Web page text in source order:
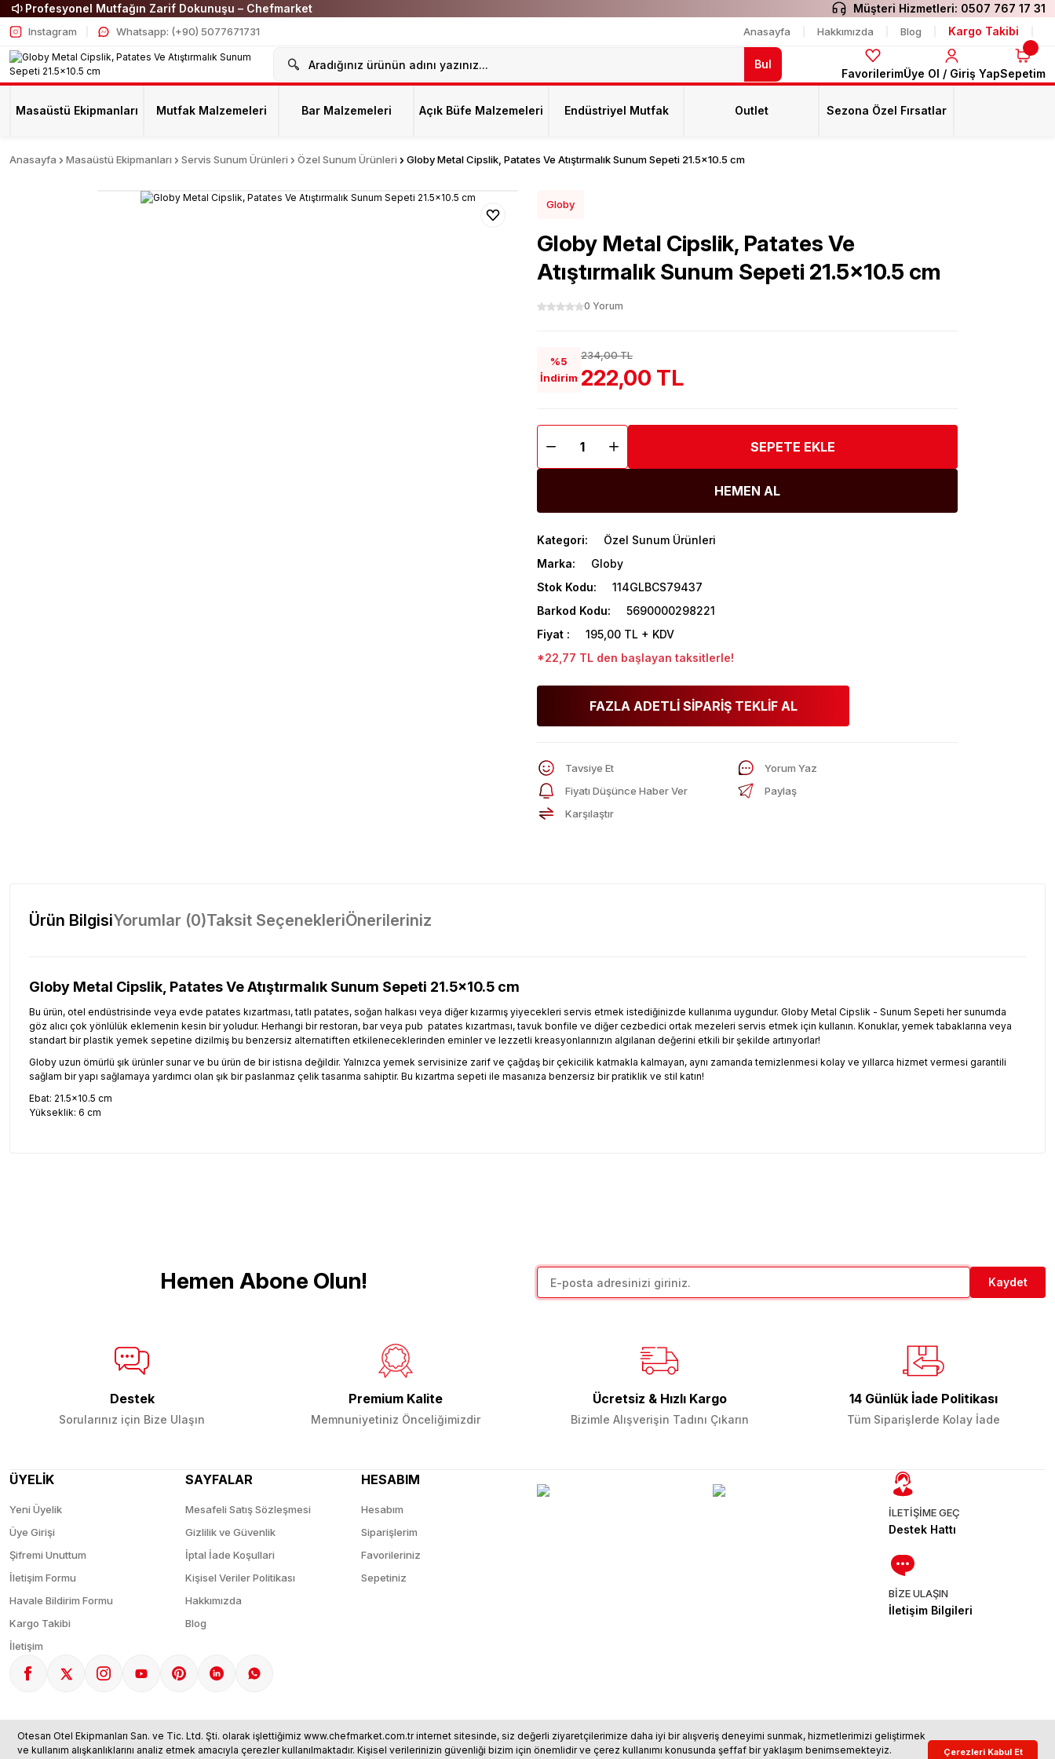
Otesan Otel Ekipmanları San. ve Tic. Ltd. Şti. olarak işlettiğimiz www.chefmarket.com.tr internet sitesinde, siz değerli ziyaretçilerimize daha iyi bir alışveriş deneyimi sunmak, hizmetlerimizi geliştirmek
ve kullanım alışkanlıklarını analiz etmek amacıyla çerezler kullanılmaktadır. Kişisel verilerinizin güvenliği bizim için önemlidir ve çerez kullanımı konusunda şeffaf bir yaklaşım benimsemekteyiz.
Çerezleri Kabul Et
Profesyonel Mutfağın Zarif Dokunuşu – Chefmarket Müşteri Hizmetleri: 0507 767 17 31
Instagram Whatsapp: (+90) 5077671731 Anasayfa Hakkımızda Blog Kargo Takibi
Bul
FavorilerimÜye Ol / Giriş YapSepetim
Masaüstü Ekipmanları Mutfak Malzemeleri Bar Malzemeleri Açık Büfe Malzemeleri Endüstriyel Mutfak Outlet Sezona Özel Fırsatlar
Anasayfa Masaüstü Ekipmanları Servis Sunum Ürünleri Özel Sunum Ürünleri Globy Metal Cipslik, Patates Ve Atıştırmalık Sunum Sepeti 21.5x10.5 cm
Globy
Globy Metal Cipslik, Patates Ve
Atıştırmalık Sunum Sepeti 21.5x10.5 cm
0 Yorum
%5
İndirim
234,00 TL
222,00 TL
SEPETE EKLE
HEMEN AL
Kategori
Özel Sunum Ürünleri
Marka
Globy
Stok Kodu
114GLBCS79437
Barkod Kodu
5690000298221
Fiyat
195,00 TL + KDV
*22,77 TL den başlayan taksitlerle!
FAZLA ADETLİ SİPARİŞ TEKLİF AL
Tavsiye Et
Yorum Yaz
Fiyatı Düşünce Haber Ver
Paylaş
Karşılaştır
Ürün BilgisiYorumlar (0)Taksit SeçenekleriÖnerileriniz
Globy Metal Cipslik, Patates Ve Atıştırmalık Sunum Sepeti 21.5x10.5 cm
Bu ürün, otel endüstrisinde veya evde patates kızartması, tatlı patates, soğan halkası veya diğer kızarmış yiyecekleri servis etmek istediğinizde kullanıma uygundur. Globy Metal Cipslik - Sunum Sepeti her sunumda
göz alıcı çok yönlülük eklemenin kesin bir yoludur. Herhangi bir restoran, bar veya pub patates kızartması, tavuk bonfile ve diğer cezbedici ortak mezeleri servis etmek için kullanın. Konuklar, yemek tabaklarına veya
standart bir plastik yemek sepetine dizilmiş bu benzersiz alternatiften etkileneceklerinden eminler ve lezzetli kreasyonlarınızın algılanan değerini etkili bir şekilde artırıyorlar!
Globy uzun ömürlü şık ürünler sunar ve bu ürün de bir istisna değildir. Yalnızca yemek servisinize zarif ve çağdaş bir çekicilik katmakla kalmayan, aynı zamanda temizlenmesi kolay ve yıllarca hizmet vermesi garantili
sağlam bir yapı sağlamaya yardımcı olan şık bir paslanmaz çelik tasarıma sahiptir. Bu kızartma sepeti ile masanıza benzersiz bir pratiklik ve stil katın!
Ebat: 21.5x10.5 cm
Yükseklik: 6 cm
Ürün fiyatı diğer sitelerden daha pahalı.Hemen Abone Olun! Kaydet
Destek
Sorularınız için Bize Ulaşın
Premium Kalite
Memnuniyetiniz Önceliğimizdir
Ücretsiz & Hızlı Kargo
Bizimle Alışverişin Tadını Çıkarın
14 Günlük İade Politikası
Tüm Siparişlerde Kolay İade
ÜYELİK
Yeni Üyelik
Üye Girişi
Şifremi Unuttum
İletişim Formu
Havale Bildirim Formu
Kargo Takibi
İletişim
SAYFALAR
Mesafeli Satış Sözleşmesi
Gizlilik ve Güvenlik
İptal İade Koşullari
Kişisel Veriler Politikası
Hakkımızda
Blog
HESABIM
Hesabım
Siparişlerim
Favorileriniz
Sepetiniz
İLETİŞİME GEÇ
Destek Hattı
BİZE ULAŞIN
İletişim Bilgileri
© 2025 chefmarket.com.tr Çerez Politikası KVKK Aydınlatma Metni